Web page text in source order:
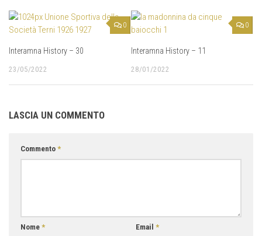
0
Interamna History – 30
23/05/2022
0
Interamna History – 11
28/01/2022
LASCIA UN COMMENTO
Commento *
Nome * Email *